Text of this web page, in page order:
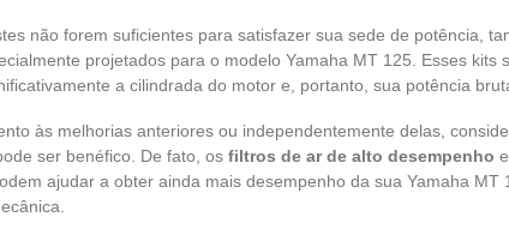
não forem suficientes para satisfazer sua sede de potência,
projetados para o modelo Yamaha MT 125. Esses kits
a cilindrada do motor e, portanto, sua potência
às melhorias anteriores ou independentemente delas,
ser benéfico. De fato, os filtros de ar de alto desempenho
ajudar a obter ainda mais desempenho da sua Yamaha MT